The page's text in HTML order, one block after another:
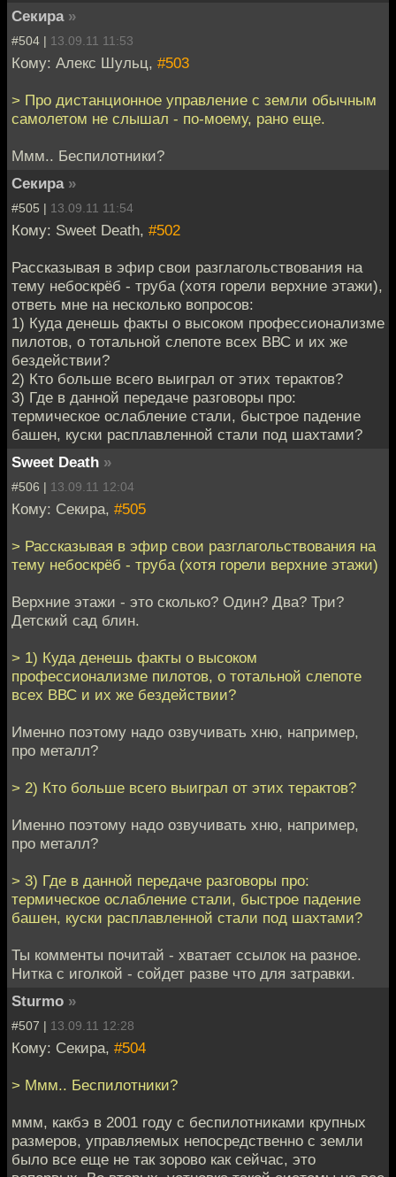
Секира »
#504 | 13.09.11 11:53
Кому: Алекс Шульц, #503
> Про дистанционное управление с земли обычным
самолетом не слышал - по-моему, рано еще.
Ммм.. Беспилотники?
Секира »
#505 | 13.09.11 11:54
Кому: Sweet Death, #502
Рассказывая в эфир свои разглагольствования на
тему небоскрёб - труба (хотя горели верхние этажи),
ответь мне на несколько вопросов:
1) Куда денешь факты о высоком профессионализме
пилотов, о тотальной слепоте всех ВВС и их же
бездействии?
2) Кто больше всего выиграл от этих терактов?
3) Где в данной передаче разговоры про:
термическое ослабление стали, быстрое падение
башен, куски расплавленной стали под шахтами?
Sweet Death »
#506 | 13.09.11 12:04
Кому: Секира, #505
> Рассказывая в эфир свои разглагольствования на
тему небоскрёб - труба (хотя горели верхние этажи)
Верхние этажи - это сколько? Один? Два? Три?
Детский сад блин.
> 1) Куда денешь факты о высоком
профессионализме пилотов, о тотальной слепоте
всех ВВС и их же бездействии?
Именно поэтому надо озвучивать хню, например,
про металл?
> 2) Кто больше всего выиграл от этих терактов?
Именно поэтому надо озвучивать хню, например,
про металл?
> 3) Где в данной передаче разговоры про:
термическое ослабление стали, быстрое падение
башен, куски расплавленной стали под шахтами?
Ты комменты почитай - хватает ссылок на разное.
Нитка с иголкой - сойдет разве что для затравки.
Sturmo »
#507 | 13.09.11 12:28
Кому: Секира, #504
> Ммм.. Беспилотники?
ммм, какбэ в 2001 году с беспилотниками крупных
размеров, управляемых непосредственно с земли
было все еще не так зорово как сейчас, это